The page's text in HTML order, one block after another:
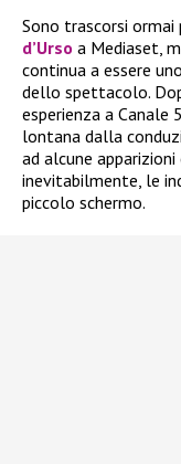
Sono trascorsi ormai
d’Urso a Mediaset,
continua a essere
dello spettacolo.
esperienza a
lontana dalla
ad alcune
inevitabilmente, le
piccolo schermo.